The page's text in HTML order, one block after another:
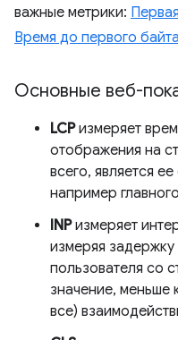
важные метрики:
Время до первого байта
Основные веб-
LCPизмеряет
отображения на
всего, является
например
INPизмеряет
измеряя задержку
пользователя со
значение, меньше
все)